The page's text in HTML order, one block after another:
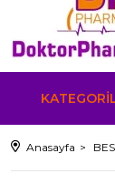
Anasayfa